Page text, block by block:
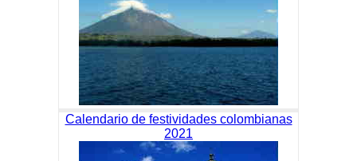
Calendario de festividades colombianas
2021